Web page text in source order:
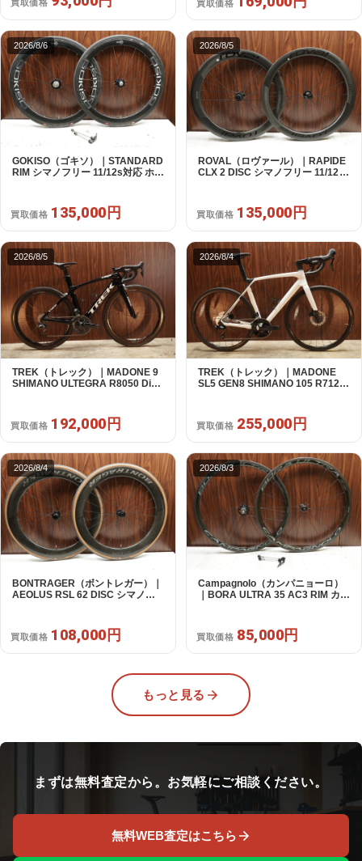
買取価格 買取価格
2026/8/6
GOKISO（ゴキソ）｜STANDARD
RIM シマノフリー 11/12s対応 ホイ
買取価格 135,000円
2026/8/5
ROVAL（ロヴァール）｜RAPIDE
CLX 2 DISC シマノフリー 11/12s
買取価格 135,000円
2026/8/5
TREK（トレック）｜MADONE 9
SHIMANO ULTEGRA R8050 Di2
買取価格 192,000円
2026/8/4
TREK（トレック）｜MADONE
SL5 GEN8 SHIMANO 105 R7120
買取価格 255,000円
2026/8/4
BONTRAGER（ボントレガー）｜
AEOLUS RSL 62 DISC シマノフ
買取価格 108,000円
2026/8/3
Campagnolo（カンパニョーロ）
｜BORA ULTRA 35 AC3 RIM カン
買取価格 85,000円
もっと見る
まずは無料査定から。お気軽にご相談ください。
無料WEB査定はこちら